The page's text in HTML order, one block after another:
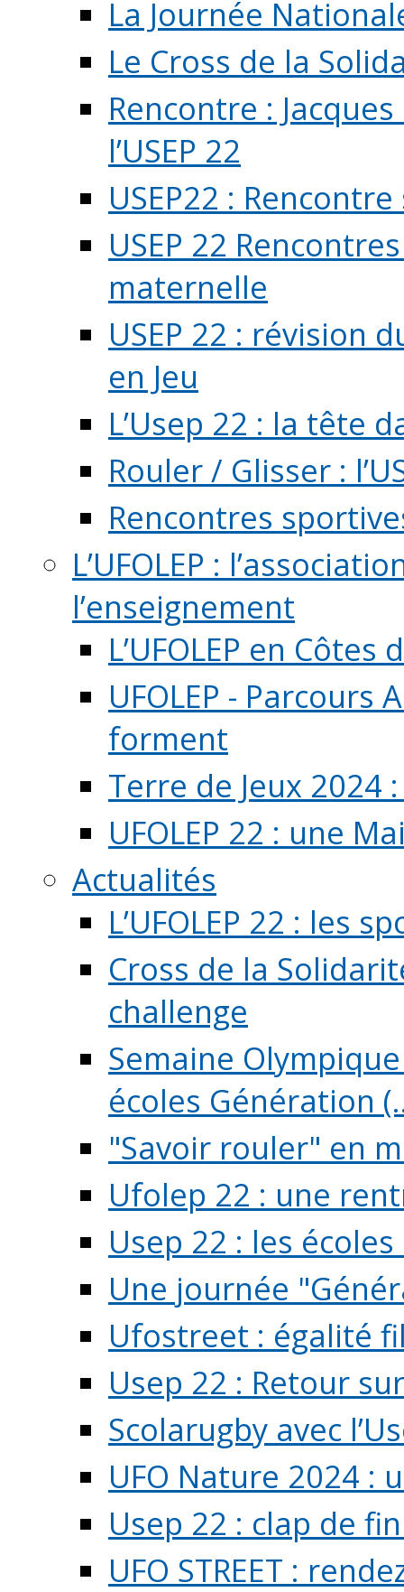
La Journée
Le Cross de la
Rencontre :
l’USEP 22
USEP22 :
USEP 22
maternelle
USEP 22 : révision
en Jeu
L’Usep 22 : la tête
Rouler / Glisser :
Rencontres
L’UFOLEP :
l’enseignement
L’UFOLEP en Côtes
UFOLEP -
forment
Terre de Jeux 2024
UFOLEP 22 : une
Actualités
L’UFOLEP 22 : les
Cross de la
challenge
Semaine
écoles Génération
"Savoir rouler" en
Ufolep 22 : une
Usep 22 : les
Une journée
Ufostreet : égalité
Usep 22 : Retour
Scolarugby avec
UFO Nature 2024 :
Usep 22 : clap de
UFO STREET :